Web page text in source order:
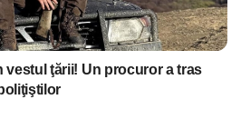
vestul ţării! Un procuror a tras